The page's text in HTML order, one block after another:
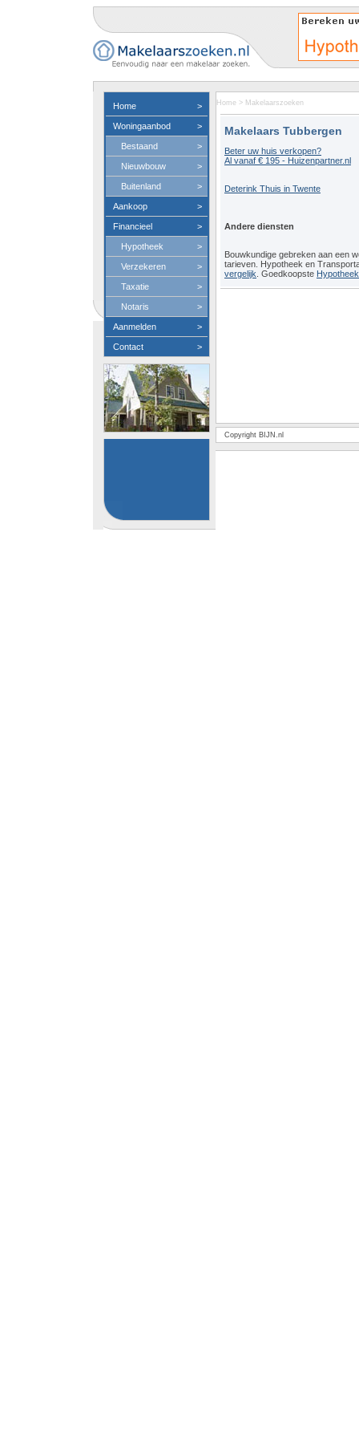
Home >
Woningaanbod >
Bestaand >
Nieuwbouw >
Buitenland >
Aankoop >
Financieel >
Hypotheek >
Verzekeren >
Taxatie >
Notaris >
Aanmelden >
Contact >
Home > Makelaarszoeken
Makelaars Tubbergen
Beter uw huis verkopen?
Al vanaf € 195 - Huizenpartner.nl
Deterink Thuis in Twente
Andere diensten
Bouwkundige gebreken aan een
tarieven. Hypotheek en
vergelijk . Goedkoopste
Copyright BIJN.nl